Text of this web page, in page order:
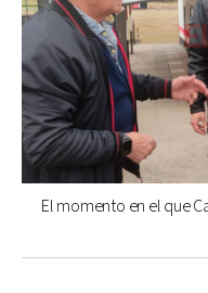
El momento en el que